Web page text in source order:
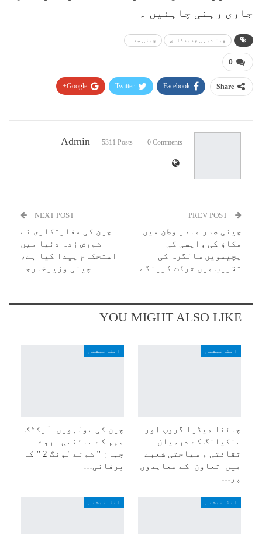
جاری رہنی چاہئیں ۔
چین دیہی جدیدکاری چینی صدر
0
Share
Facebook
Twitter
Google+
Admin 5311 Posts 0 Comments
چینی صدر مادر وطن میں
مکاؤ کی واپسی کی
پچیسویں سالگرہ کی
تقریب میں شرکت کرینگے
NEXT POST
چین کی سفارتکاری نے
شورش زدہ دنیا میں
استحکام پیدا کیا ہے،
چینی وزیرخارجہ
YOU MIGHT ALSO LIKE
انٹرنیشنل
چائنا میڈیا گروپ اور
سنکیانگ کے درمیان
ثقافتی و سیاحتی شعبے
میں تعاون کے معاہدوں
پر…
انٹرنیشنل
چین کی سولہویں آرکٹک
مہم کے سائنسی سروے
جہاز ” شوئے لونگ 2 ” کا
برفانی…
انٹرنیشنل انٹرنیشنل